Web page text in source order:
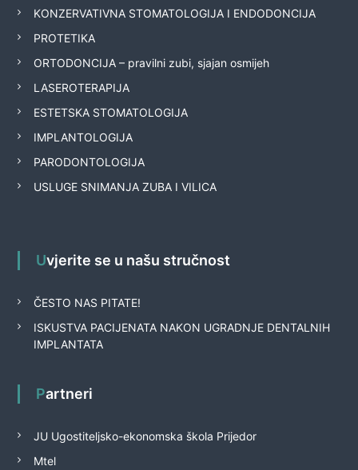
KONZERVATIVNA STOMATOLOGIJA I ENDODONCIJA
PROTETIKA
ORTODONCIJA – pravilni zubi, sjajan osmijeh
LASEROTERAPIJA
ESTETSKA STOMATOLOGIJA
IMPLANTOLOGIJA
PARODONTOLOGIJA
USLUGE SNIMANJA ZUBA I VILICA
Uvjerite se u našu stručnost
ČESTO NAS PITATE!
ISKUSTVA PACIJENATA NAKON UGRADNJE DENTALNIH
IMPLANTATA
Partneri
JU Ugostiteljsko-ekonomska škola Prijedor
Mtel